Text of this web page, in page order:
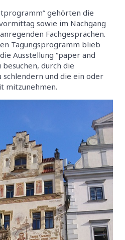
gehörten die
sowie im Nachgang
Fachgesprächen.
Tagungsprogramm blieb
Ausstellung “paper and
durch die
schlendern und die ein oder
mitzunehmen.